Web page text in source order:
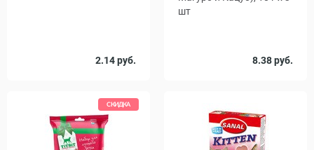
2.14 руб.
1 14
шт
8.38 руб.
1 48
СКИДКА